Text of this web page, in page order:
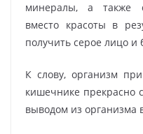
минералы, а также
вместо красоты в
получить серое лицо
К слову, организм
кишечнике прекрасно
выводом из организма